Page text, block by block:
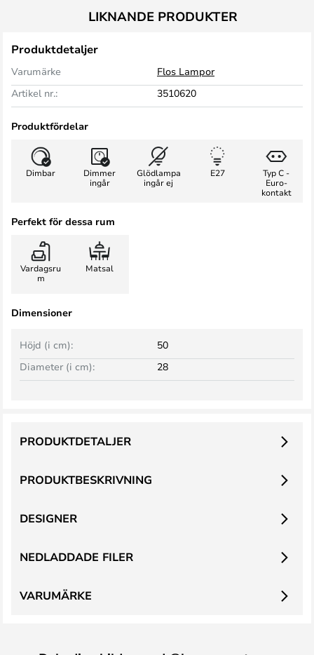
LIKNANDE PRODUKTER
Produktdetaljer
Varumärke
Flos Lampor
Artikel nr.:
3510620
Produktfördelar
Dimbar
Dimmer
ingår
Glödlampa
ingår ej
E27
Typ C -
Euro-
kontakt
Perfekt för dessa rum
Vardagsru
m
Matsal
Dimensioner
Höjd (i cm):
50
Diameter (i cm):
28
PRODUKTBESKRIVNING
PRODUKTDETALJER
DESIGNER
NEDLADDADE FILER
VARUMÄRKE